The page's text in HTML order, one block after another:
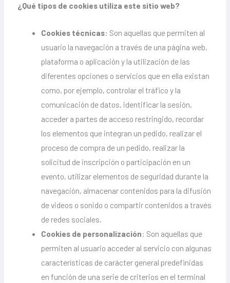
¿Qué tipos de cookies utiliza este sitio web?
Cookies técnicas: Son aquellas que permiten al
usuario la navegación a través de una página web,
plataforma o aplicación y la utilización de las
diferentes opciones o servicios que en ella existan
como, por ejemplo, controlar el tráfico y la
comunicación de datos, identificar la sesión,
acceder a partes de acceso restringido, recordar
los elementos que integran un pedido, realizar el
proceso de compra de un pedido, realizar la
solicitud de inscripción o participación en un
evento, utilizar elementos de seguridad durante la
navegación, almacenar contenidos para la difusión
de videos o sonido o compartir contenidos a través
de redes sociales.
Cookies de personalización: Son aquellas que
permiten al usuario acceder al servicio con algunas
características de carácter general predefinidas
en función de una serie de criterios en el terminal